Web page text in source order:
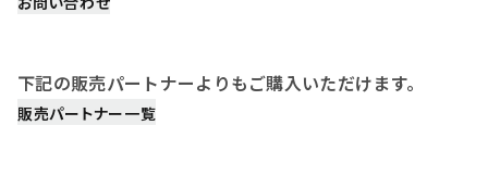
下記の販売パートナーよりもご購入いただけます。
販売パートナー一覧